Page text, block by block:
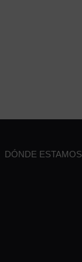
DÓNDE ESTAMOS